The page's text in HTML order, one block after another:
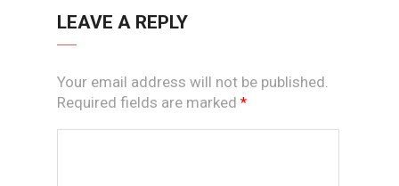
LEAVE A REPLY
Your email address will not be published.
Required fields are marked *